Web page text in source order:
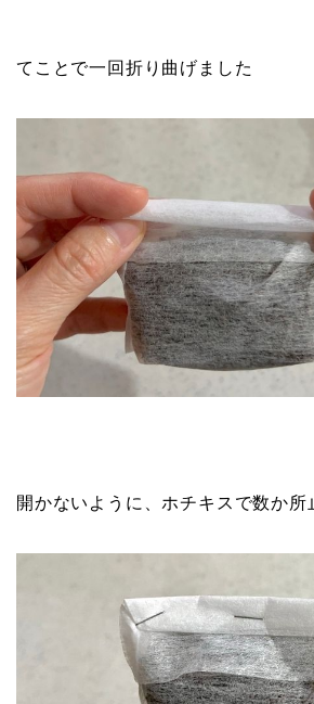
てことで一回折り曲げました
開かないように、ホチキスで数か所